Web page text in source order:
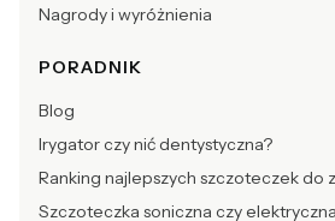
Nagrody i wyróżnienia
PORADNIK
Blog
Irygator czy nić dentystyczna?
Ranking najlepszych szczoteczek do
Szczoteczka soniczna czy